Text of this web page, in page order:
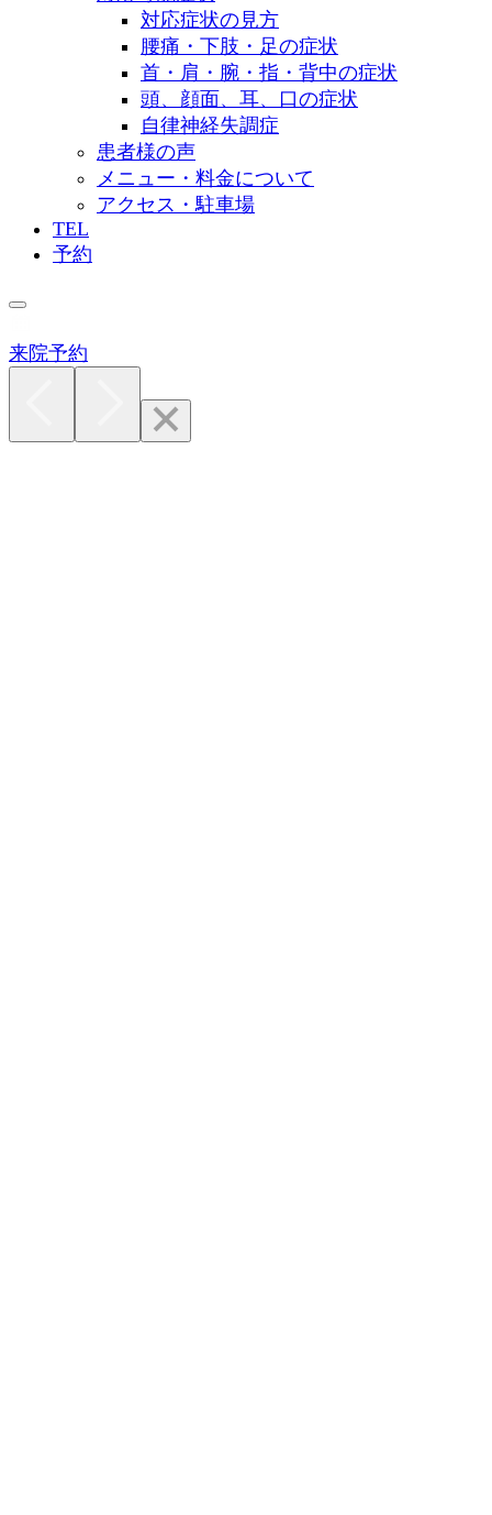
対応症状の見方
腰痛・下肢・足の症状
首・肩・腕・指・背中の症状
頭、顔面、耳、口の症状
自律神経失調症
患者様の声
メニュー・料金について
アクセス・駐車場
TEL
予約
来院予約